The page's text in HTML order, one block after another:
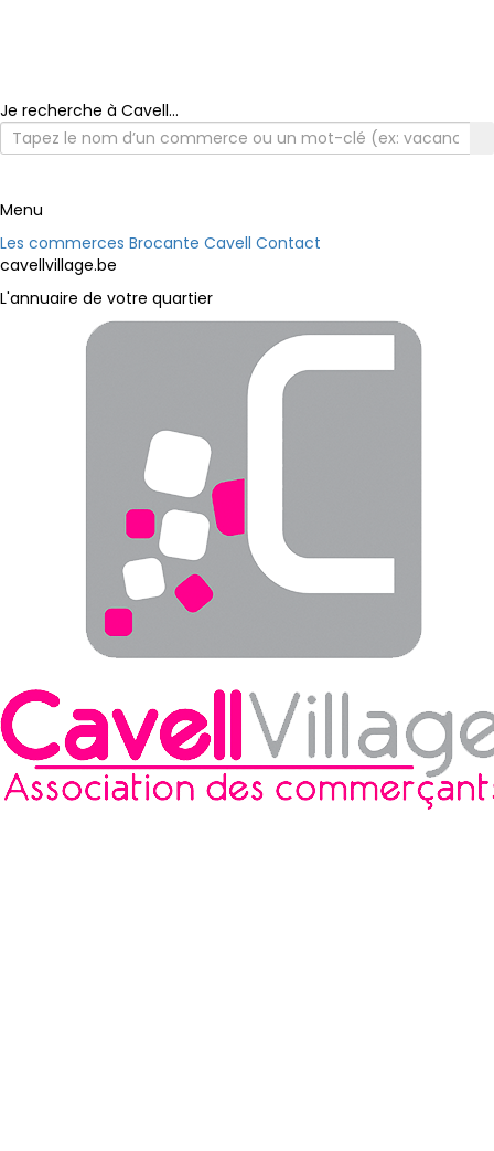
Je recherche à Cavell...
Menu
Les commerces Brocante Cavell Contact
cavellvillage.be
L'annuaire de votre quartier